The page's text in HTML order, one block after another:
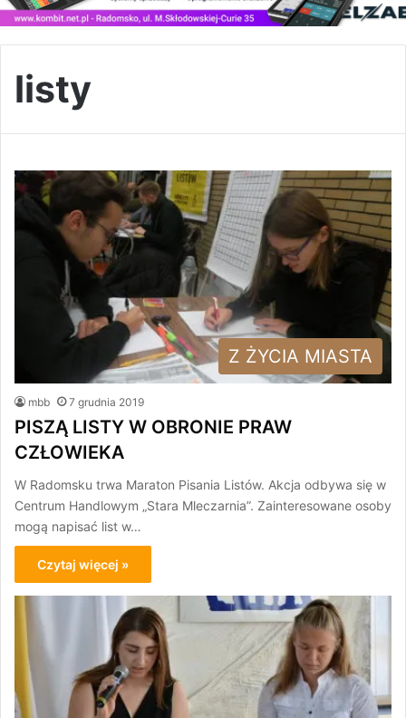
listy
Z ŻYCIA MIASTA
mbb 7 grudnia 2019
PISZĄ LISTY W OBRONIE PRAW
CZŁOWIEKA
W Radomsku trwa Maraton Pisania Listów. Akcja odbywa się w
Centrum Handlowym „Stara Mleczarnia”. Zainteresowane osoby
mogą napisać list w…
Czytaj więcej »